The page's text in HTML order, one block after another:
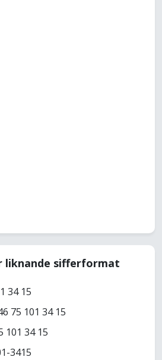
liknande sifferformat
34 15
75 101 34 15
101 34 15
3415